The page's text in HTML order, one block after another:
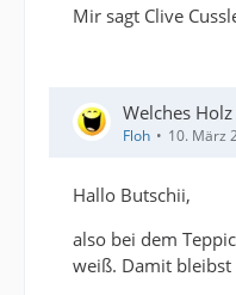
Mir sagt Clive
Welches
Floh 10. März
Hallo Butschii,
also bei dem
weiß. Damit bleibst